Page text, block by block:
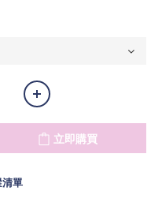
立即購買
單